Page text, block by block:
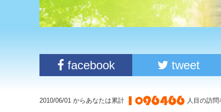
facebook tweet
2010/06/01 からあなたは累計 人目の訪